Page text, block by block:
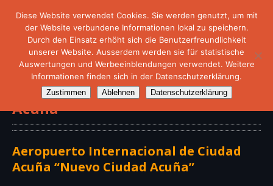
Internationaler Flughafen von
Acuña
Aeropuerto Internacional de Ciudad
Acuña “Nuevo Ciudad Acuña”
Diese Website verwendet Cookies. Sie werden genutzt, um mit
der Website verbundene Informationen lokal zu speichern.
Durch den Einsatz erhöht sich die Benutzerfreundlichkeit
unserer Website. Ausserdem werden sie für statistische
Auswertungen und Werbeeinblendungen verwendet. Weitere
Informationen finden sich in der Datenschutzerklärung.
Zustimmen Ablehnen Datenschutzerklärung